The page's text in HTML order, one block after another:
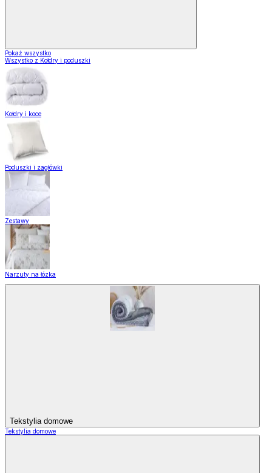
Pokaż wszystko
Wszystko z Kołdry i poduszki
Kołdry i koce
Poduszki i zagłówki
Zestawy
Narzuty na łózka
Tekstylia domowe
Tekstylia domowe